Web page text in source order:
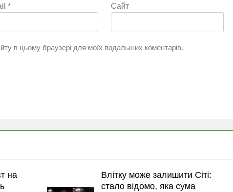
* Сайт
в цьому браузері для моїх подальших коментарів.
на
Влітку може залишити Сіті:
стало відомо, яка сума